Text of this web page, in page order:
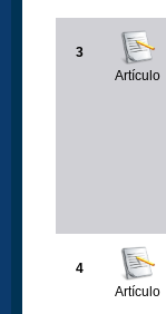
3
Artículo
4
Artículo